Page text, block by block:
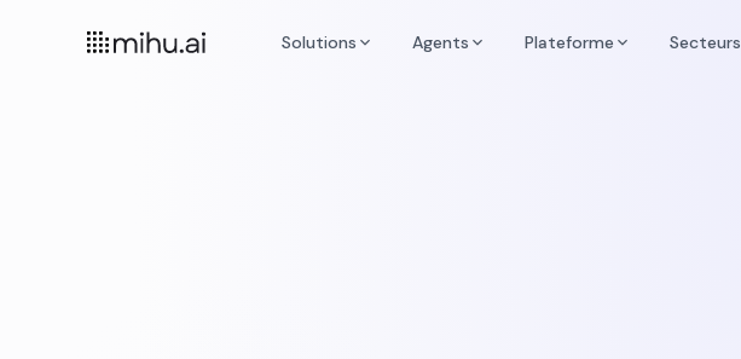
Solutions Agents Plateforme Secteurs